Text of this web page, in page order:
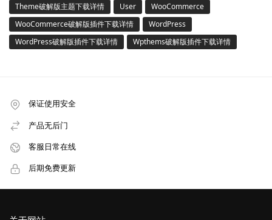
Theme破解版主题下载详情
User
WooCommerce
WooCommerce破解版插件下载详情
WordPress
WordPress破解版插件下载详情
Wpthems破解版插件下载详情
保证使用安全
产品无后门
客服日常在线
后期免费更新